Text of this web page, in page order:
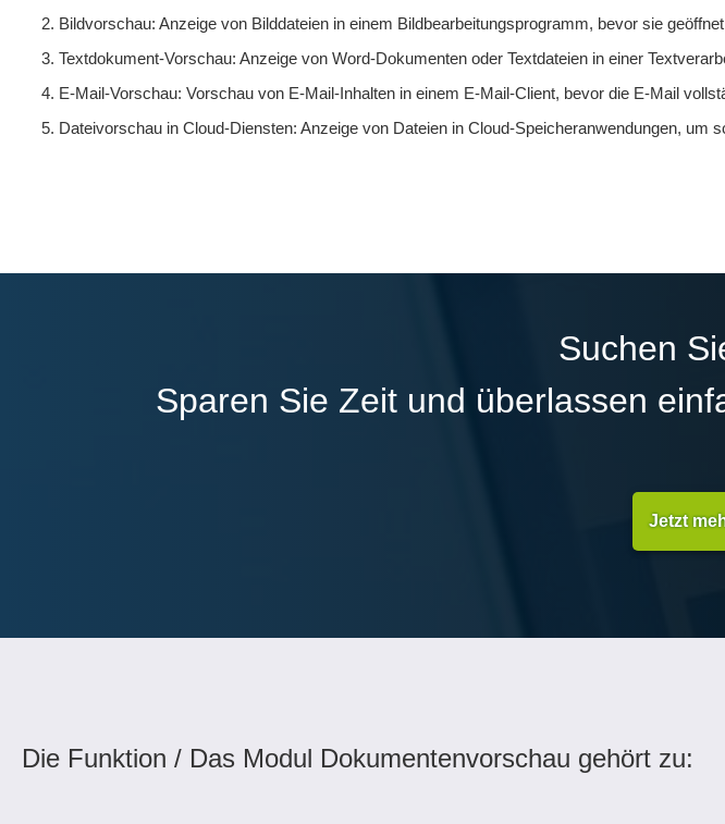
Bildvorschau: Anzeige von Bilddateien in einem Bildbearbeitungsprogramm, bevor sie
Textdokument-Vorschau: Anzeige von Word-Dokumenten oder Textdateien in einer
E-Mail-Vorschau: Vorschau von E-Mail-Inhalten in einem E-Mail-Client, bevor die E-Mail
Dateivorschau in Cloud-Diensten: Anzeige von Dateien in Cloud-Speicheranwendungen, um
Suchen
Sparen Sie Zeit und überlassen
Jetzt
Die Funktion / Das Modul Dokumentenvorschau gehört zu: